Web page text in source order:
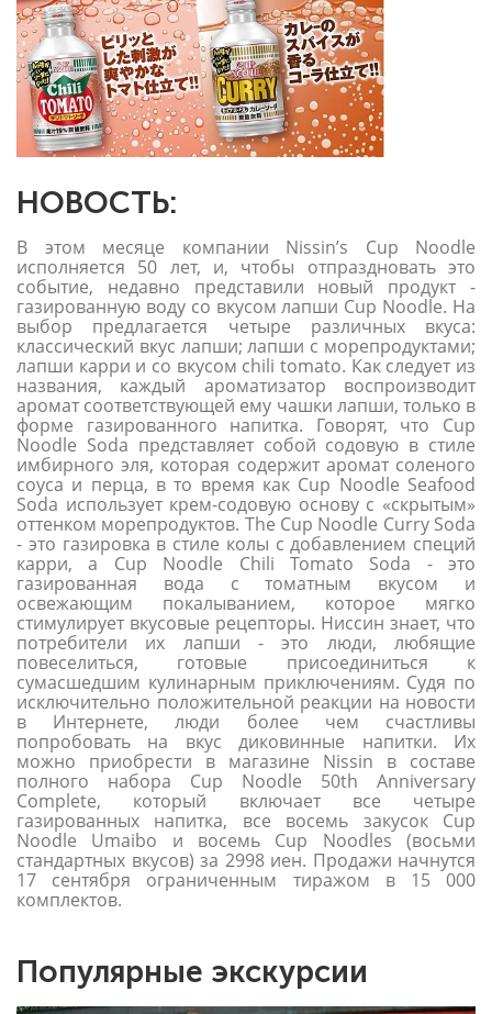
НОВОСТЬ:
В этом месяце компании Nissin’s Cup Noodle
исполняется 50 лет, и, чтобы отпраздновать это
событие, недавно представили новый продукт -
газированную воду со вкусом лапши Cup Noodle. На
выбор предлагается четыре различных вкуса:
классический вкус лапши; лапши с морепродуктами;
лапши карри и со вкусом chili tomato. Как следует из
названия, каждый ароматизатор воспроизводит
аромат соответствующей ему чашки лапши, только в
форме газированного напитка. Говорят, что Cup
Noodle Soda представляет собой содовую в стиле
имбирного эля, которая содержит аромат соленого
соуса и перца, в то время как Cup Noodle Seafood
Soda использует крем-содовую основу с «скрытым»
оттенком морепродуктов. The Cup Noodle Curry Soda
- это газировка в стиле колы с добавлением специй
карри, а Cup Noodle Chili Tomato Soda - это
газированная вода c томатным вкусом и
освежающим покалыванием, которое мягко
стимулирует вкусовые рецепторы. Ниссин знает, что
потребители их лапши - это люди, любящие
повеселиться, готовые присоединиться к
сумасшедшим кулинарным приключениям. Судя по
исключительно положительной реакции на новости
в Интернете, люди более чем счастливы
попробовать на вкус диковинные напитки. Их
можно приобрести в магазине Nissin в составе
полного набора Cup Noodle 50th Anniversary
Complete, который включает все четыре
газированных напитка, все восемь закусок Cup
Noodle Umaibo и восемь Cup Noodles (восьми
стандартных вкусов) за 2998 иен. Продажи начнутся
17 сентября ограниченным тиражом в 15 000
комплектов.
Популярные экскурсии